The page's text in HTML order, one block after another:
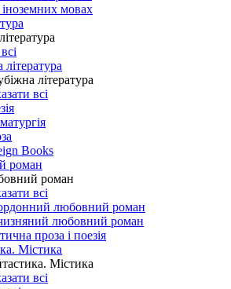
мовах
література
література
всі
Books
роман
роман
всі
любовний роман
любовний роман
проза і поезія
Містика
Містика
всі